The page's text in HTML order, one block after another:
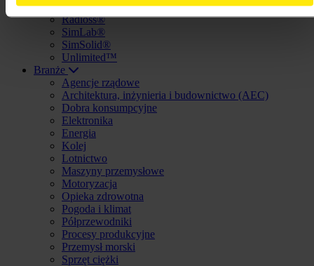
PSIM™
Radioss®
SimLab®
SimSolid®
Unlimited™
Branże
Agencje rządowe
Architektura, inżynieria i budownictwo (AEC)
Dobra konsumpcyjne
Elektronika
Energia
Kolej
Lotnictwo
Maszyny przemysłowe
Motoryzacja
Opieka zdrowotna
Pogoda i klimat
Półprzewodniki
Procesy produkcyjne
Przemysł morski
Sprzęt ciężki